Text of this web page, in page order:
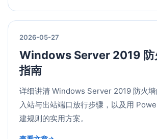
2026-05-27
Windows Server 2019 防
指南
详细讲清 Windows Server 2019 防火墙
入站与出站端口放行步骤，以及用
建规则的实用方案。